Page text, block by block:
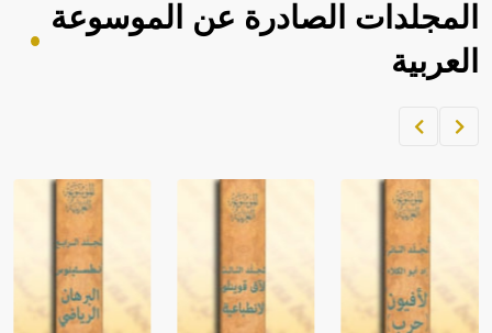
المجلدات الصادرة عن الموسوعة
العربية